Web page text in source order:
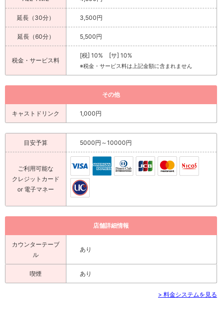
延長（30分） 3,500円
延長（60分） 5,500円
税金・サービス料
[税] 10% [サ] 10%
※税金・サービス料は上記金額に含まれません
その他
キャストドリンク 1,000円
目安予算 5000円～10000円
ご利用可能な
クレジットカード
or 電子マネー
店舗詳細情報
カウンターテーブ
ル
あり
喫煙 あり
> 料金システムを見る